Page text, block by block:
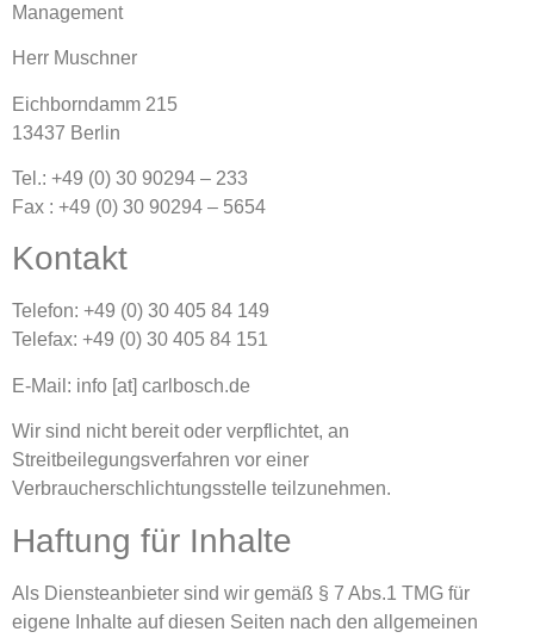
Management
Herr Muschner
Eichborndamm 215
13437 Berlin
Tel.: +49 (0) 30 90294 – 233
Fax : +49 (0) 30 90294 – 5654
Kontakt
Telefon: +49 (0) 30 405 84 149
Telefax: +49 (0) 30 405 84 151
E-Mail: info [at] carlbosch.de
Wir sind nicht bereit oder verpflichtet, an
Streitbeilegungsverfahren vor einer
Verbraucherschlichtungsstelle teilzunehmen.
Haftung für Inhalte
Als Diensteanbieter sind wir gemäß § 7 Abs.1 TMG für
eigene Inhalte auf diesen Seiten nach den allgemeinen